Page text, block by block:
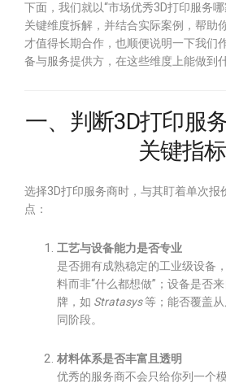
下面，我们就以“市场优秀3D打印服务
关键维度拆解，并结合实际案例，帮助
才值得长期合作，也顺便说明一下我们
备与服务提供方，在这些维度上能做到什
一、判断3D打印服
关键指标
选择3D打印服务商时，与其盯着单次报
点：
工艺与设备能力是否专业
是否拥有成熟稳定的工业级设备
料而非“什么都想做”；设备是否
牌，如 Stratasys等；能否覆盖
同阶段。
材料体系是否丰富且透明
优秀的服务商不会只给你列一个